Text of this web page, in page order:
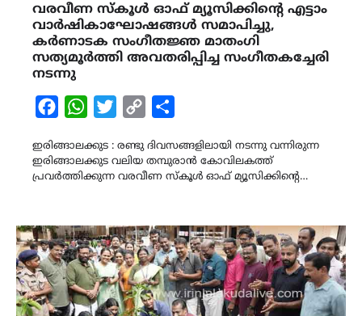
വരവീണ സ്കൂൾ ഓഫ് മ്യൂസിക്കിന്‍റെ എട്ടാം
വാർഷികാഘോഷങ്ങൾ സമാപിച്ചു,
കര്‍ണാടക സംഗീതജ്ഞ മാതംഗി
സത്യമൂര്‍ത്തി അവതരിപ്പിച്ച സംഗീതകച്ചേരി
നടന്നു
FacebookWhatsAppTwitterCopy
ഇരിങ്ങാലക്കുട : രണ്ടു ദിവസങ്ങളിലായി നടന്നു വന്നിരുന്ന
ഇരിങ്ങാലക്കുട വലിയ തമ്പുരാൻ കോവിലകത്ത്
പ്രവർത്തിക്കുന്ന വരവീണ സ്കൂൾ ഓഫ് മ്യൂസിക്കിന്‍റെ…